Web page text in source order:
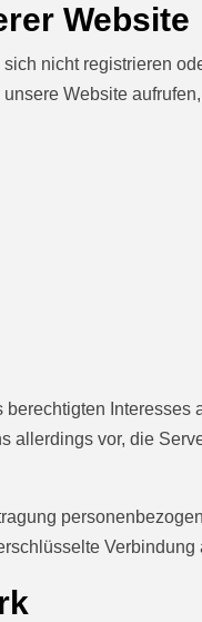
Website
nicht registrieren
Website
vor, die